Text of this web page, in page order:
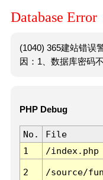
Database Error
(1040) 365建站错误
因：1、数据库密码
PHP Debug
No. File
1
/index.php
2 /source/